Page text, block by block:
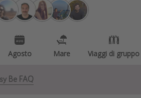
Agosto Mare Viaggi di gruppo
Be FAQ